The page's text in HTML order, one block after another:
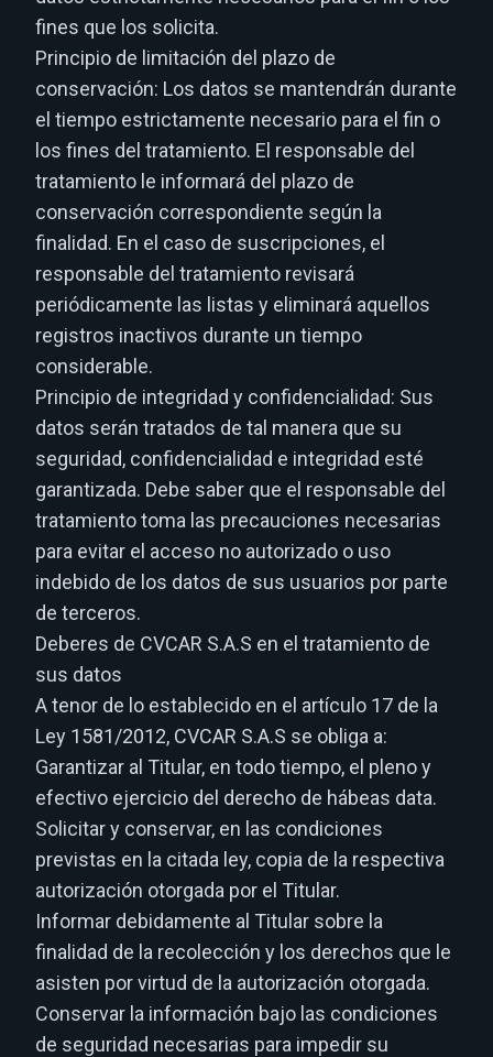
fines que los solicita.
Principio de limitación del plazo de
conservación: Los datos se mantendrán durante
el tiempo estrictamente necesario para el fin o
los fines del tratamiento. El responsable del
tratamiento le informará del plazo de
conservación correspondiente según la
finalidad. En el caso de suscripciones, el
responsable del tratamiento revisará
periódicamente las listas y eliminará aquellos
registros inactivos durante un tiempo
considerable.
Principio de integridad y confidencialidad: Sus
datos serán tratados de tal manera que su
seguridad, confidencialidad e integridad esté
garantizada. Debe saber que el responsable del
tratamiento toma las precauciones necesarias
para evitar el acceso no autorizado o uso
indebido de los datos de sus usuarios por parte
de terceros.
Deberes de CVCAR S.A.S en el tratamiento de
sus datos
A tenor de lo establecido en el artículo 17 de la
Ley 1581/2012, CVCAR S.A.S se obliga a:
Garantizar al Titular, en todo tiempo, el pleno y
efectivo ejercicio del derecho de hábeas data.
Solicitar y conservar, en las condiciones
previstas en la citada ley, copia de la respectiva
autorización otorgada por el Titular.
Informar debidamente al Titular sobre la
finalidad de la recolección y los derechos que le
asisten por virtud de la autorización otorgada.
Conservar la información bajo las condiciones
de seguridad necesarias para impedir su